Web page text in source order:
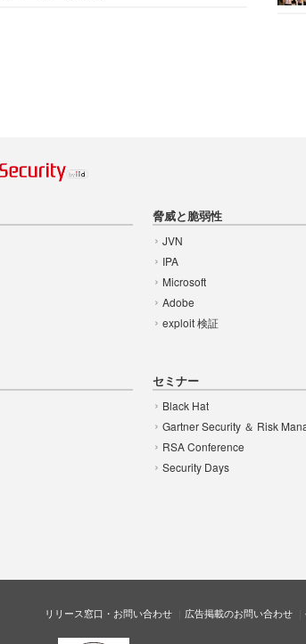
脅威と脆弱性
JVN
IPA
Microsoft
Adobe
exploit 検証
セミナー
Black Hat
Gartner Security ＆ Risk
RSA Conference
Security Days
リリース窓口・お問い合わせ 広告掲載のお問い合わせ